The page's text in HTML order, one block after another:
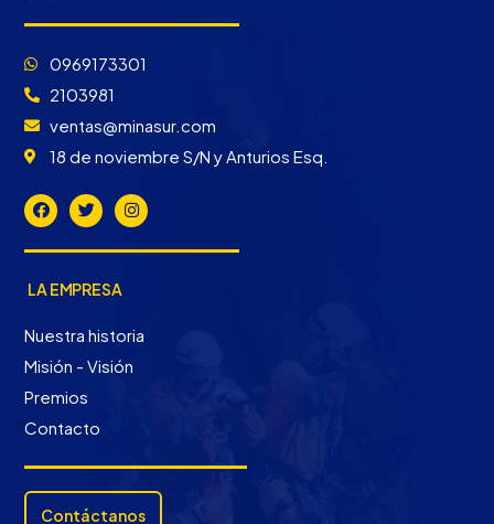
0969173301
2103981
ventas@minasur.com
18 de noviembre S/N y Anturios Esq.
LA EMPRESA
Nuestra historia
Misión - Visión
Premios
Contacto
Contáctanos